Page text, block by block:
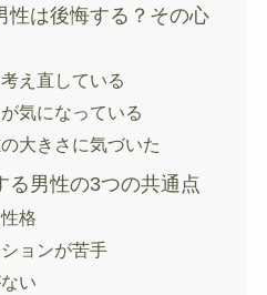
性は後悔する？その心
え直している
気になっている
大きさに気づいた
る男性の3つの共通点
格
ョンが苦手
い